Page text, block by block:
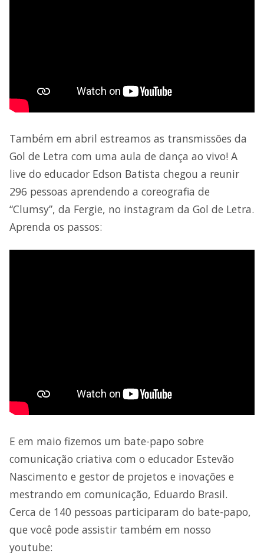
Também em abril estreamos as transmissões da
Gol de Letra com uma aula de dança ao vivo! A
live do educador Edson Batista chegou a reunir
296 pessoas aprendendo a coreografia de
“Clumsy”, da Fergie, no instagram da Gol de Letra.
Aprenda os passos:
E em maio fizemos um bate-papo sobre
comunicação criativa com o educador Estevão
Nascimento e gestor de projetos e inovações e
mestrando em comunicação, Eduardo Brasil.
Cerca de 140 pessoas participaram do bate-papo,
que você pode assistir também em nosso
youtube: